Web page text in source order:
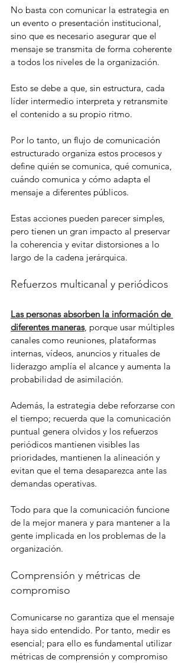
No basta con comunicar la estrategia en
un evento o presentación institucional,
sino que es necesario asegurar que el
mensaje se transmita de forma coherente
a todos los niveles de la organización.
Esto se debe a que, sin estructura, cada
líder intermedio interpreta y retransmite
el contenido a su propio ritmo.
Por lo tanto, un flujo de comunicación
estructurado organiza estos procesos y
define quién se comunica, qué comunica,
cuándo comunica y cómo adapta el
mensaje a diferentes públicos.
Estas acciones pueden parecer simples,
pero tienen un gran impacto al preservar
la coherencia y evitar distorsiones a lo
largo de la cadena jerárquica.
Refuerzos multicanal y periódicos
Las personas absorben la información de
diferentes maneras, porque usar múltiples
canales como reuniones, plataformas
internas, vídeos, anuncios y rituales de
liderazgo amplía el alcance y aumenta la
probabilidad de asimilación.
Además, la estrategia debe reforzarse con
el tiempo; recuerda que la comunicación
puntual genera olvidos y los refuerzos
periódicos mantienen visibles las
prioridades, mantienen la alineación y
evitan que el tema desaparezca ante las
demandas operativas.
Todo para que la comunicación funcione
de la mejor manera y para mantener a la
gente implicada en los problemas de la
organización.
Comprensión y métricas de
compromiso
Comunicarse no garantiza que el mensaje
haya sido entendido. Por tanto, medir es
esencial; para ello es fundamental utilizar
métricas de comprensión y compromiso